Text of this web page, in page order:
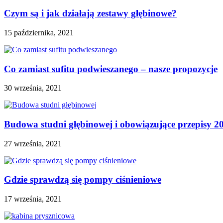
Czym są i jak działają zestawy głębinowe?
15 października, 2021
Co zamiast sufitu podwieszanego – nasze propozycje
30 września, 2021
Budowa studni głębinowej i obowiązujące przepisy
27 września, 2021
Gdzie sprawdzą się pompy ciśnieniowe
17 września, 2021